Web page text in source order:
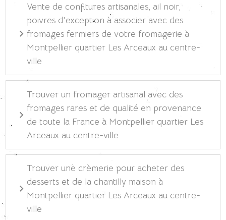
Vente de confitures artisanales, ail noir,
poivres d'exception à associer avec des
fromages fermiers de votre fromagerie à
Montpellier quartier Les Arceaux au centre-
ville
Trouver un fromager artisanal avec des
fromages rares et de qualité en provenance
de toute la France à Montpellier quartier Les
Arceaux au centre-ville
Trouver une crèmerie pour acheter des
desserts et de la chantilly maison à
Montpellier quartier Les Arceaux au centre-
ville